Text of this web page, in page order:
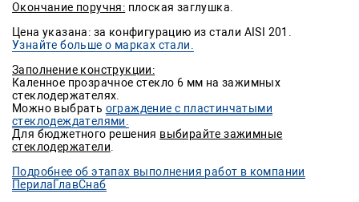
Окончание поручня: плоская заглушка.
Цена указана: за конфигурацию из стали AISI 201.
Узнайте больше о марках стали.
Заполнение конструкции:
Каленное прозрачное стекло 6 мм на зажимных
стеклодержателях.
Можно выбрать ограждение с пластинчатыми
стеклодеждателями
Для бюджетного решения выбирайте зажимные
стеклодержатели
Подробнее об этапах выполнения работ в компании
ПерилаГлавСнаб